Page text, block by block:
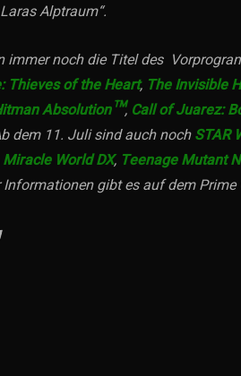
Alptraum“.
immer noch die Titel des
Thieves of the Heart, The Invisible
Absolution™, Call of Juarez:
dem 11. Juli sind auch nochSTAR
World DX, Teenage Mutant
gibt es auf dem Prime